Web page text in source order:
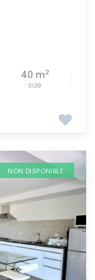
40 m2
size
NON DISPONIBLE